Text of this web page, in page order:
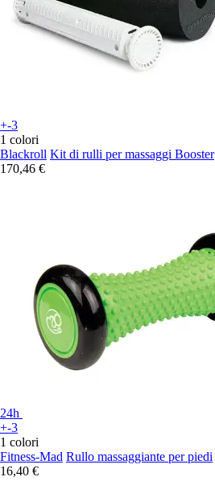
+-3
1 colori
Blackroll Kit di rulli per massaggi Booster
170,46 €
24h
+-3
1 colori
Fitness-Mad Rullo massaggiante per piedi
16,40 €